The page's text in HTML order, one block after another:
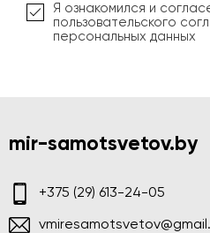
Я ознакомился и
пользовательского
персональных данных
mir-samotsvetov.by
+375 (29) 613-24-05